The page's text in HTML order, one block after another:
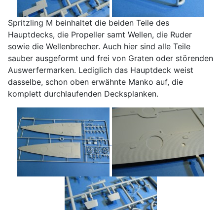
Spritzling M beinhaltet die beiden Teile des
Hauptdecks, die Propeller samt Wellen, die Ruder
sowie die Wellenbrecher. Auch hier sind alle Teile
sauber ausgeformt und frei von Graten oder störenden
Auswerfermarken. Lediglich das Hauptdeck weist
dasselbe, schon oben erwähnte Manko auf, die
komplett durchlaufenden Decksplanken.